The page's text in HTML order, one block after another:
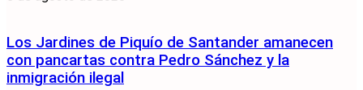
Los Jardines de Piquío de Santander amanecen
con pancartas contra Pedro Sánchez y la
inmigración ilegal